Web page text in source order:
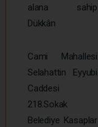
alana sahip
Dükkân
Cami Mahallesi
Selahattin Eyyubi
Caddesi
218.Sokak
Belediye Kasaplar